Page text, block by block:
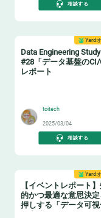
相談する
Yard
Data Engineering Study
#28「データ基盤のCI/
レポート
toitech
2025/03/04
相談する
Yard
【イベントレポート
的かつ最適な意思決
押しする「データ可視